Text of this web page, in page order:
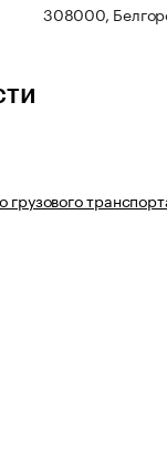
308000,
грузового